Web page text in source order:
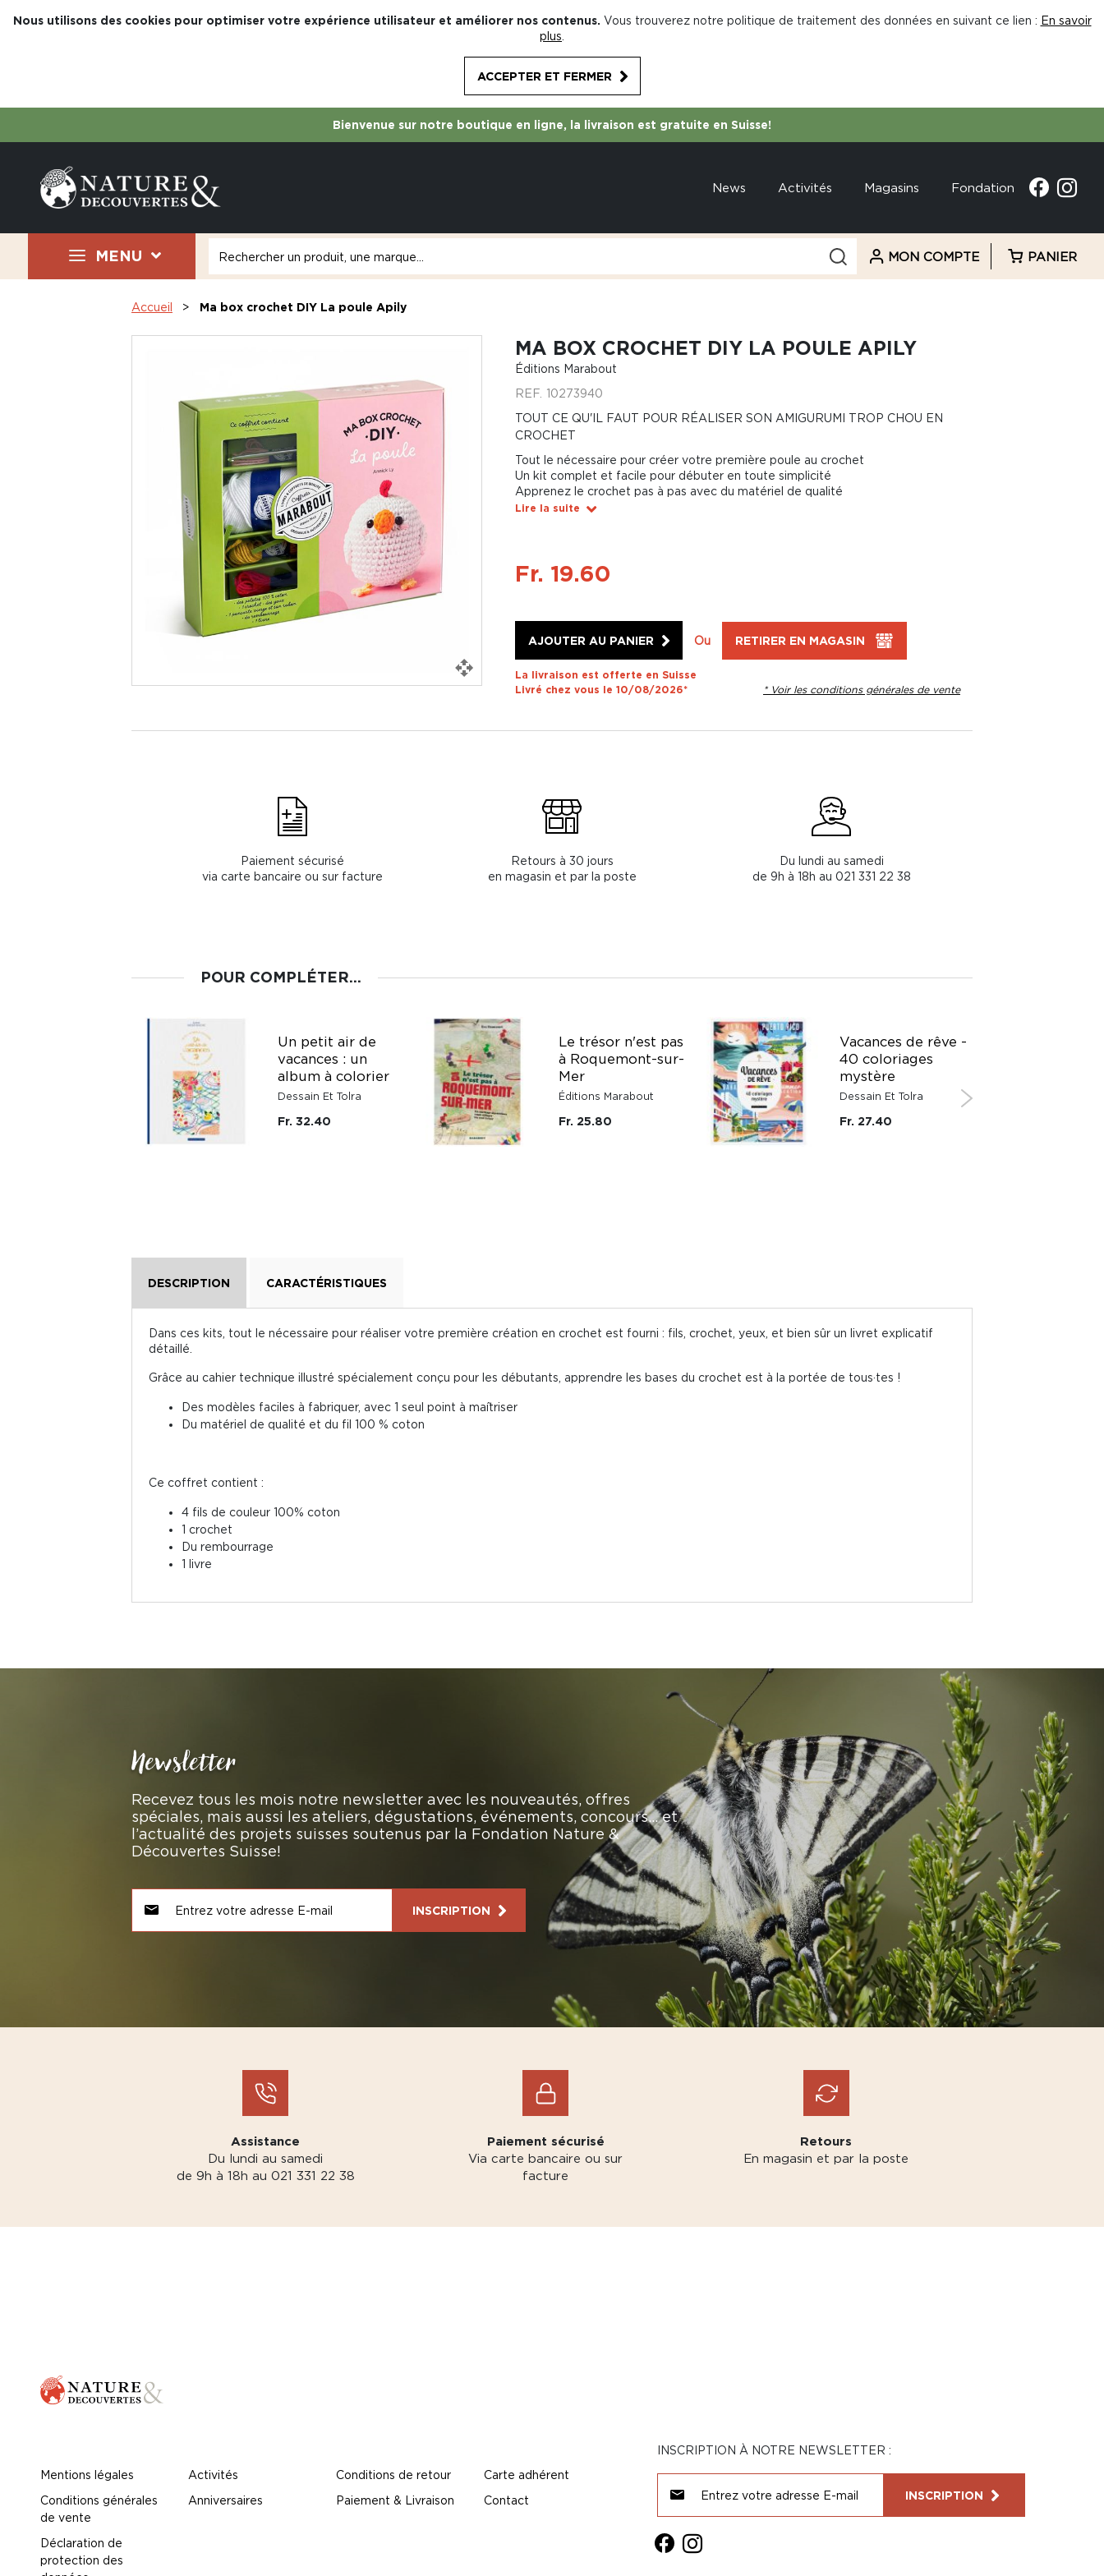
Nous utilisons des cookies pour optimiser votre expérience utilisateur et améliorer nos contenus. Vous trouverez notre politique de traitement des données en suivant ce lien : En savoir
plus
ACCEPTER ET FERMER
Bienvenue sur notre boutique en ligne, la livraison est gratuite en Suisse!
News Activités Magasins Fondation
MENU MON COMPTE PANIER
Accueil Ma box crochet DIY La poule Apily
MA BOX CROCHET DIY LA POULE APILY
Éditions Marabout
REF. 10273940
TOUT CE QU'IL FAUT POUR RÉALISER SON AMIGURUMI TROP CHOU EN
CROCHET
Tout le nécessaire pour créer votre première poule au crochet
Un kit complet et facile pour débuter en toute simplicité
Apprenez le crochet pas à pas avec du matériel de qualité
Lire la suite
Fr. 19.60
AJOUTER AU PANIER Ou RETIRER EN MAGASIN
La livraison est offerte en Suisse
Livré chez vous le 10/08/2026*
* Voir les conditions générales de vente
Paiement sécurisé
via carte bancaire ou sur facture
Retours à 30 jours
en magasin et par la poste
Du lundi au samedi
de 9h à 18h au 021 331 22 38
POUR COMPLÉTER...
Un petit air de
vacances : un
album à colorier
Dessain Et Tolra
Fr. 32.40
Le trésor n'est pas
à Roquemont-sur-
Mer
Éditions Marabout
Fr. 25.80
Vacances de rêve -
40 coloriages
mystère
Dessain Et Tolra
Fr. 27.40
DESCRIPTION CARACTÉRISTIQUES
Dans ces kits, tout le nécessaire pour réaliser votre première création en crochet est fourni : fils, crochet, yeux, et bien sûr un livret explicatif
détaillé.
Grâce au cahier technique illustré spécialement conçu pour les débutants, apprendre les bases du crochet est à la portée de tous·tes !
Des modèles faciles à fabriquer, avec 1 seul point à maîtriser
Du matériel de qualité et du fil 100 % coton
Ce coffret contient :
4 fils de couleur 100% coton
1 crochet
Du rembourrage
1 livre
Newsletter
Recevez tous les mois notre newsletter avec les nouveautés, offres
spéciales, mais aussi les ateliers, dégustations, événements, concours… et
l’actualité des projets suisses soutenus par la Fondation Nature &
Découvertes Suisse!
INSCRIPTION
Assistance
Du lundi au samedi
de 9h à 18h au 021 331 22 38
Paiement sécurisé
Via carte bancaire ou sur
facture
Retours
En magasin et par la poste
Mentions légales
Conditions générales
de vente
Déclaration de
protection des
Activités
Anniversaires
Conditions de retour
Paiement & Livraison
Carte adhérent
Contact
INSCRIPTION À NOTRE NEWSLETTER :
INSCRIPTION